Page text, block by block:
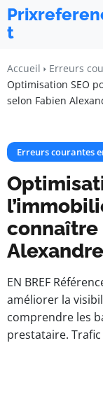
t
Accueil
Erreurs
Optimisation SEO
selon Fabien
Erreurs courantes
connaître
EN BREF
améliorer la
comprendre les
prestataire.